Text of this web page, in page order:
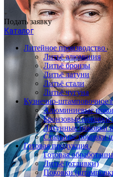
Подать заявку
Каталог
Литейное производство
Литьё алюминия
Литьё бронзы
Литьё латуни
Литьё стали
Литьё чугуна
Кузнечно-штамповочное
Алюминиевые
Бронзовые
Латунные поковки
Стальные поковки
Готовая продукция
Готовая
Литьё (отливки)
Поковки